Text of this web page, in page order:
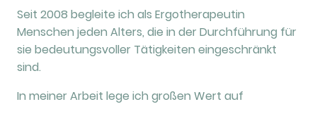
Seit 2008 begleite ich als Ergotherapeutin
Menschen jeden Alters, die in der Durchführung für
sie bedeutungsvoller Tätigkeiten eingeschränkt
sind.
In meiner Arbeit lege ich großen Wert auf